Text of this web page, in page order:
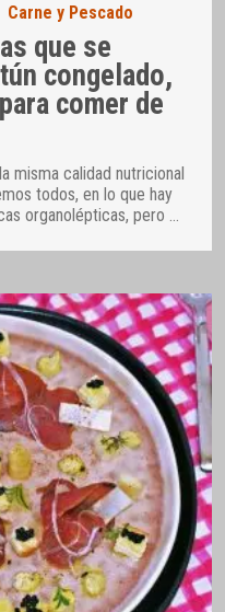
Carne y Pescado
que se
congelado,
comer de
misma calidad nutricional
todos, en lo que hay
organolépticas, pero